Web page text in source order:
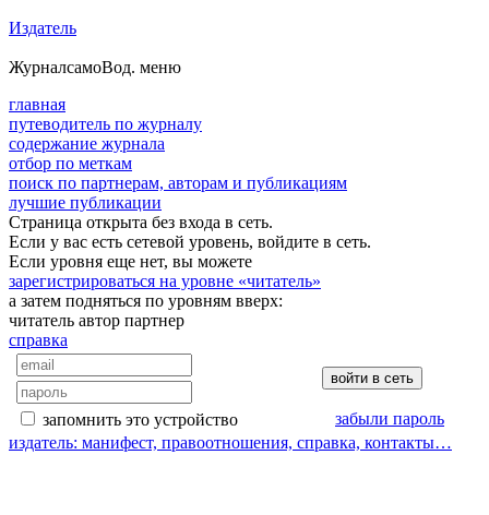
Издатель
ЖурналсамоВод. меню
главная
путеводитель по журналу
содержание журнала
отбор по меткам
поиск по партнерам, авторам и публикациям
лучшие публикации
Страница открыта без входа в сеть.
Если у вас есть сетевой уровень, войдите в сеть.
Если уровня еще нет, вы можете
зарегистрироваться на уровне «читатель»
а затем подняться по уровням вверх:
читатель автор партнер
справка
запомнить это устройство
забыли пароль
издатель: манифест, правоотношения, справка, контакты…